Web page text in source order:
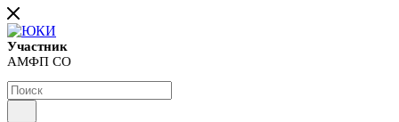
Участник
АМФП СО